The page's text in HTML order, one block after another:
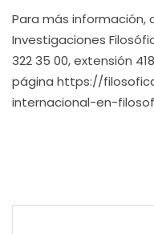
Para más información,
Investigaciones
322 35 00, extensión
página https://
internacional-en-